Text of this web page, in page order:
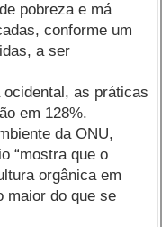
pobreza e má
conforme um
a ser
as práticas
em 128%.
da ONU,
“mostra que o
orgânica em
maior do que se